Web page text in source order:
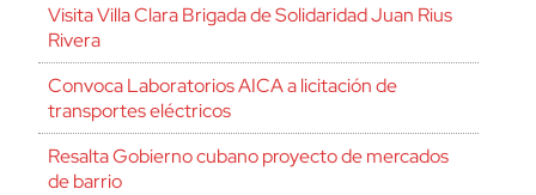
Visita Villa Clara Brigada de Solidaridad Juan Rius
Rivera
Convoca Laboratorios AICA a licitación de
transportes eléctricos
Resalta Gobierno cubano proyecto de mercados
de barrio